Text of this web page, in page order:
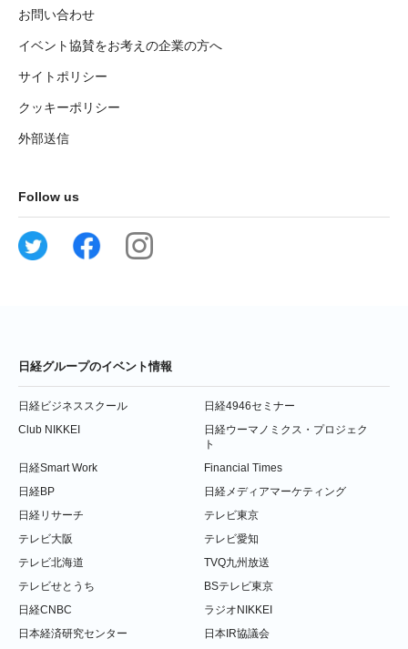
お問い合わせ
イベント協賛をお考えの企業の方へ
サイトポリシー
クッキーポリシー
外部送信
Follow us
日経グループのイベント情報
日経ビジネススクール
日経4946セミナー
Club NIKKEI
日経ウーマノミクス・プロジェク
ト
日経Smart Work
Financial Times
日経BP
日経メディアマーケティング
日経リサーチ
テレビ東京
テレビ大阪
テレビ愛知
テレビ北海道
TVQ九州放送
テレビせとうち
BSテレビ東京
日経CNBC
ラジオNIKKEI
日本経済研究センター
日本IR協議会